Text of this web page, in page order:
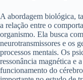
A abordagem biológica,
a relação entre o
organismo. Ela busca
neurotransmissores e os
processos mentais. Os
ressonância magnética e
funcionamento do